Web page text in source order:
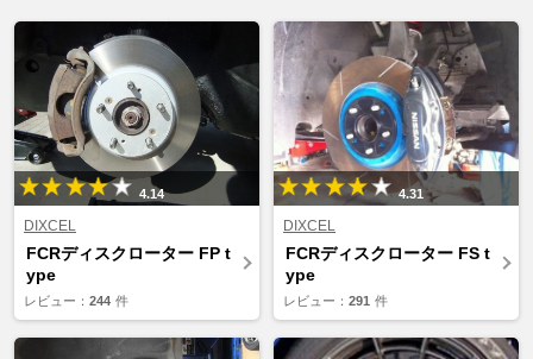
4.14
DIXCEL
FCRディスクローター FP t
ype
レビュー： 244 件
4.31
DIXCEL
FCRディスクローター FS t
ype
レビュー： 291 件